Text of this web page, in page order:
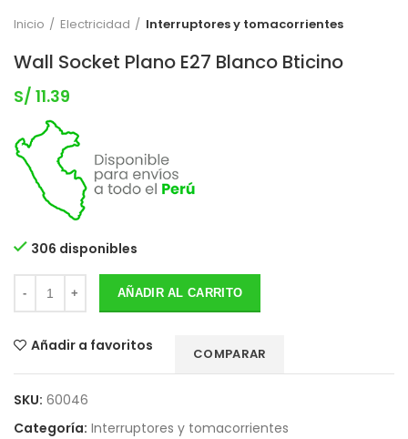
Inicio Electricidad Interruptores y tomacorrientes
Wall Socket Plano E27 Blanco Bticino
S/ 11.39
306 disponibles
AÑADIR AL CARRITO
Añadir a favoritos COMPARAR
SKU: 60046
Categoría: Interruptores y tomacorrientes